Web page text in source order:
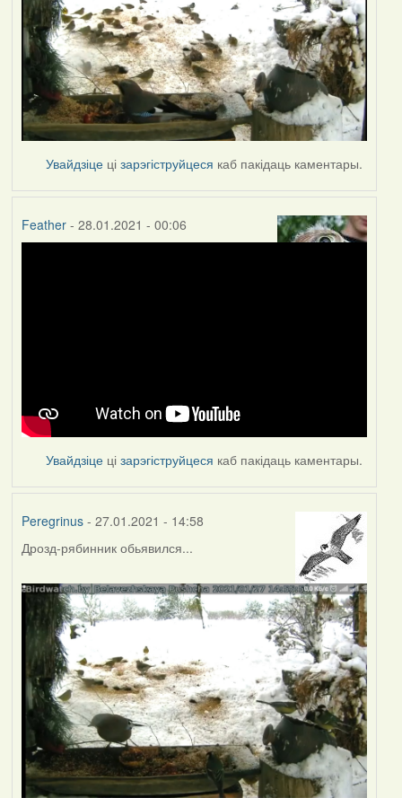
Увайдзіце цізарэгіструйцеся каб пакідаць каментары.
Feather- 28.01.2021 - 00:06
Увайдзіце цізарэгіструйцеся каб пакідаць каментары.
Peregrinus- 27.01.2021 - 14:58
Дрозд-рябинник обьявился...